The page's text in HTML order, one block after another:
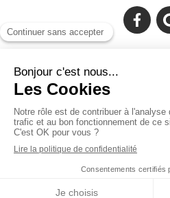
Cabinet facilement
Lechiagat, Treffiagat, Lesconil,
Plomeur, Pont L'Abbé,
Douarnenez, Crozon, Rosporden,
Création et référencement du site par
Site partenaire de Annuaire Thérapeutes